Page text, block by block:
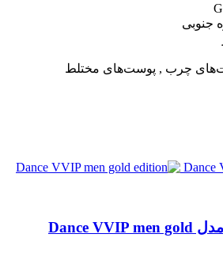
جنوبی
چرب , پوست‌های مختلط
ادکلن مردانه جانوین مدل Dance VVIP men gold